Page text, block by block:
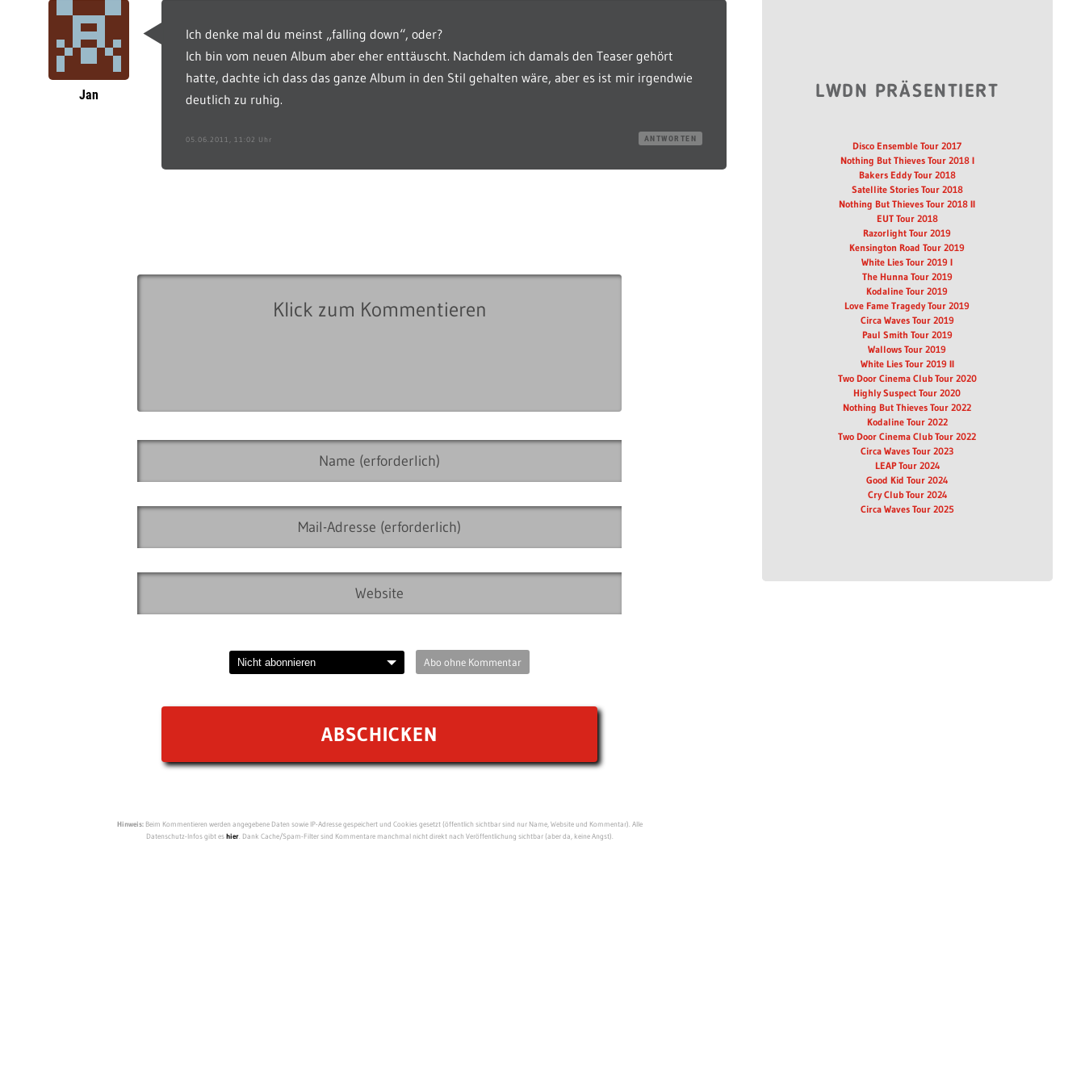
Jan
Ich denke mal du meinst „falling down“, oder?
Ich bin vom neuen Album aber eher enttäuscht. Nachdem ich damals den Teaser gehört
hatte, dachte ich dass das ganze Album in den Stil gehalten wäre, aber es ist mir irgendwie
deutlich zu ruhig.
05.06.2011, 11:02 Uhr ANTWORTEN
Abo ohne Kommentar
Hinweis:Beim Kommentieren werden angegebene Daten sowie IP-Adresse gespeichert und Cookies gesetzt (öffentlich sichtbar sind nur Name, Website und Kommentar). Alle
Datenschutz-Infos gibt eshier. Dank Cache/Spam-Filter sind Kommentare manchmal nicht direkt nach Veröffentlichung sichtbar (aber da, keine Angst).
LWDN PRÄSENTIERT
Disco Ensemble Tour 2017
Nothing But Thieves Tour 2018 I
Bakers Eddy Tour 2018
Satellite Stories Tour 2018
Nothing But Thieves Tour 2018 II
EUT Tour 2018
Razorlight Tour 2019
Kensington Road Tour 2019
White Lies Tour 2019 I
The Hunna Tour 2019
Kodaline Tour 2019
Love Fame Tragedy Tour 2019
Circa Waves Tour 2019
Paul Smith Tour 2019
Wallows Tour 2019
White Lies Tour 2019 II
Two Door Cinema Club Tour 2020
Highly Suspect Tour 2020
Nothing But Thieves Tour 2022
Kodaline Tour 2022
Two Door Cinema Club Tour 2022
Circa Waves Tour 2023
LEAP Tour 2024
Good Kid Tour 2024
Cry Club Tour 2024
Circa Waves Tour 2025